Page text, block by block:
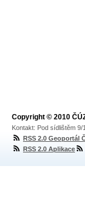
Copyright © 2010
Kontakt: Pod sídlištěm
RSS 2.0 Geoportál
RSS 2.0 Aplikace